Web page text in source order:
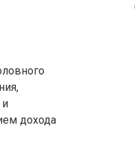
и
дохода